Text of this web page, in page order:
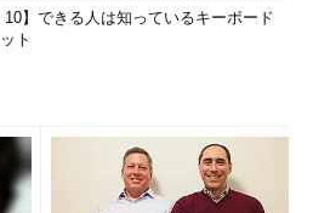
10】できる人は知っているキーボード
ト